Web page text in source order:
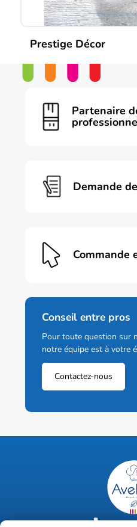
Prestige Décor
Partenaire
Demande
Commande
Conseil entre pros
Pour toute question sur
notre équipe est à votre
Contactez-nous
02